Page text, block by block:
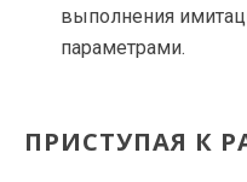
выполнения
параметрами.
ПРИСТУПАЯ К